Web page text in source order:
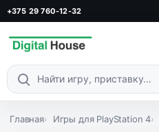
+375 29 760-12-32
Поиск по каталогу
Главная Игры для PlayStation 4